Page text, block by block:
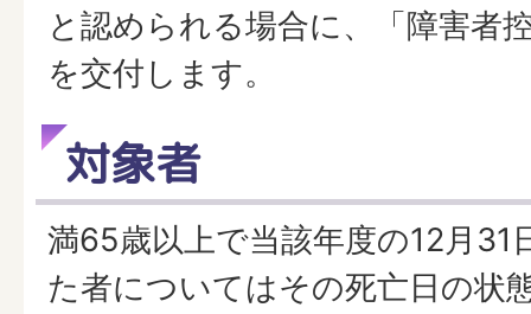
と認められる場合に、「障害者
を交付します。
対象者
満65歳以上で当該年度の12月31
た者についてはその死亡日の状